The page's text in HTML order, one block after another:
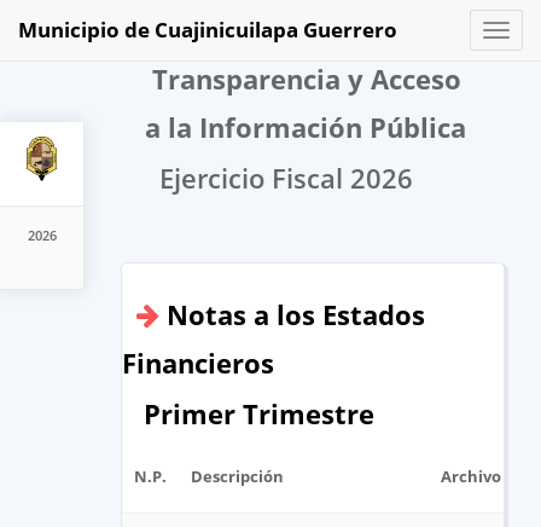
2026
Toggle
Municipio de Cuajinicuilapa Guerrero
Transparencia y Acceso
a la Información Pública
Ejercicio Fiscal 2026
Notas a los Estados
Financieros
Primer Trimestre
N.P. Descripción Archivo